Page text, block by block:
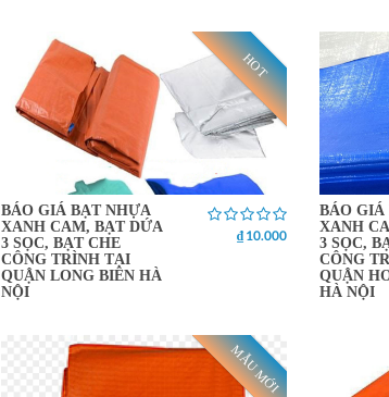
HOT
BÁO GIÁ BẠT NHỰA
XANH CAM, BẠT DỨA
3 SỌC, BẠT CHE
CÔNG TRÌNH TẠI
QUẬN LONG BIÊN HÀ
NỘI
₫ 10.000
BÁO GIÁ
XANH
3 SỌC,
CÔNG
QUẬN
HÀ NỘI
MẪU MỚI